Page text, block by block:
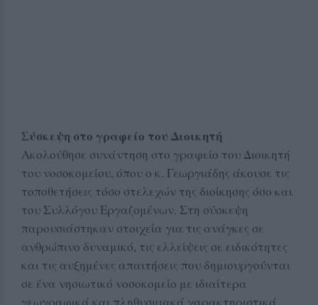
Σύσκεψη στο γραφείο του Διοικητή
Ακολούθησε συνάντηση στο γραφείο του Διοικητή
του νοσοκομείου, όπου ο κ. Γεωργιάδης άκουσε τις
τοποθετήσεις τόσο στελεχών της διοίκησης όσο και
του Συλλόγου Εργαζομένων. Στη σύσκεψη
παρουσιάστηκαν στοιχεία για τις ανάγκες σε
ανθρώπινο δυναμικό, τις ελλείψεις σε ειδικότητες
και τις αυξημένες απαιτήσεις που δημιουργούνται
σε ένα νησιωτικό νοσοκομείο με ιδιαίτερα
γεωγραφικά και πληθυσμιακά χαρακτηριστικά.